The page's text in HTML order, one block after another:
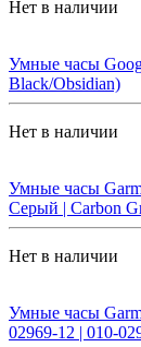
Нет в наличии
Умные часы
Black/Obsidian)
Нет в наличии
Умные часы
Серый | Carbon
Нет в наличии
Умные часы
02969-12 | 010-